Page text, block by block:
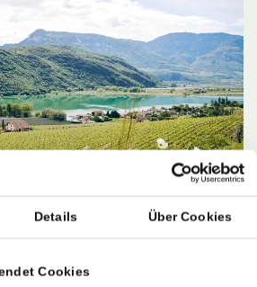
Details Über Cookies
Cookies